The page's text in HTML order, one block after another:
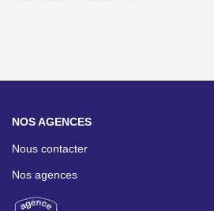
NOS AGENCES
Nous contacter
Nos agences